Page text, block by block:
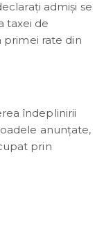
admiși se
taxei de
primei rate din
îndeplinirii
anunțate,
prin